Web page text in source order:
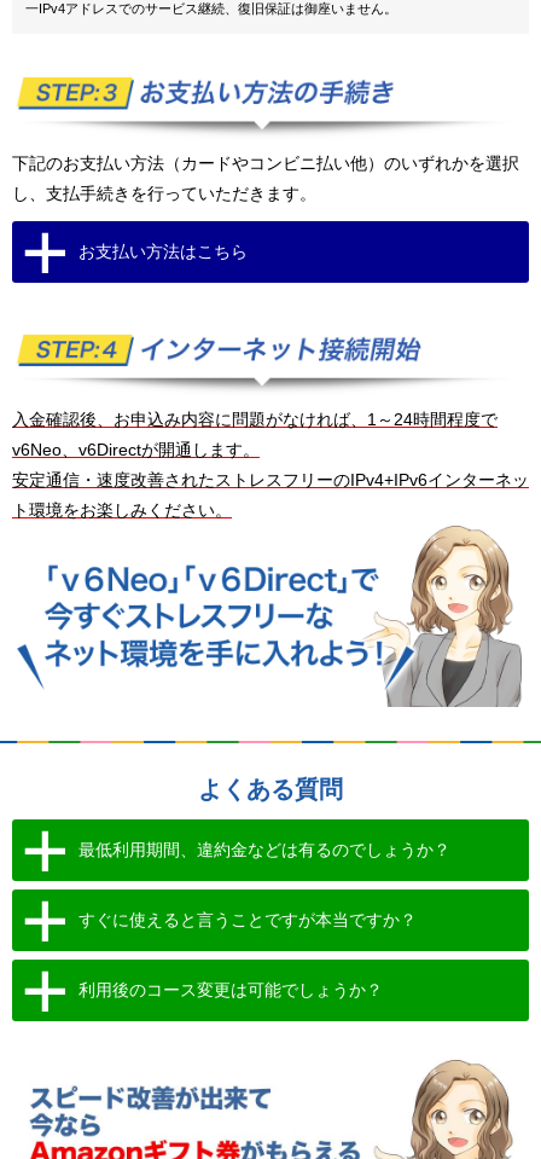
一IPv4アドレスでのサービス継続、復旧保証は御座いません。
下記のお支払い方法（カードやコンビニ払い他）のいずれかを選択
し、支払手続きを行っていただきます。
お支払い方法はこちら
入金確認後、お申込み内容に問題がなければ、1～24時間程度で
v6Neo、v6Directが開通します。
安定通信・速度改善されたストレスフリーのIPv4+IPv6インターネッ
ト環境をお楽しみください。
よくある質問
最低利用期間、違約金などは有るのでしょうか？
すぐに使えると言うことですが本当ですか？
利用後のコース変更は可能でしょうか？